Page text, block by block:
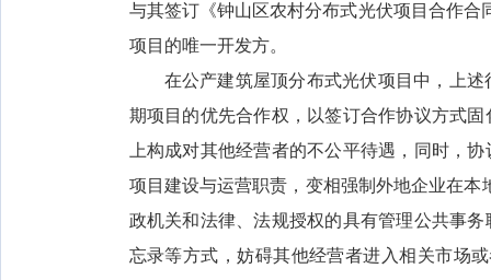
与其签订《钟山区农村分布式光伏项目合作
项目的唯一开发方。
在公产建筑屋顶分布式光伏项目中，上
期项目的优先合作权，以签订合作协议方式
上构成对其他经营者的不公平待遇，同时，
项目建设与运营职责，变相强制外地企业在
政机关和法律、法规授权的具有管理公共事
忘录等方式，妨碍其他经营者进入相关市场